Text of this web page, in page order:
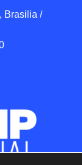
Brasilia /